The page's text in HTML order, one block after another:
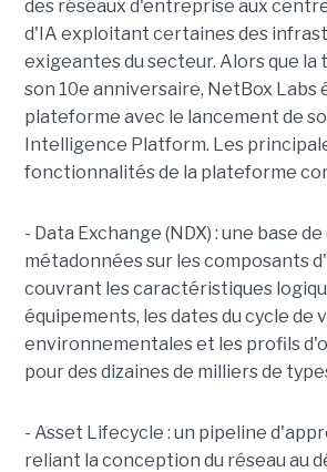
des réseaux d'entreprise aux
d'IA exploitant certaines des
exigeantes du secteur. Alors que
son 10e anniversaire, NetBox Labs
plateforme avec le lancement de
Intelligence Platform. Les
fonctionnalités de la plateforme
- Data Exchange (NDX) : une base
métadonnées sur les composants
couvrant les caractéristiques
équipements, les dates du cycle de
environnementales et les profils
pour des dizaines de milliers de
- Asset Lifecycle : un pipeline
reliant la conception du réseau au